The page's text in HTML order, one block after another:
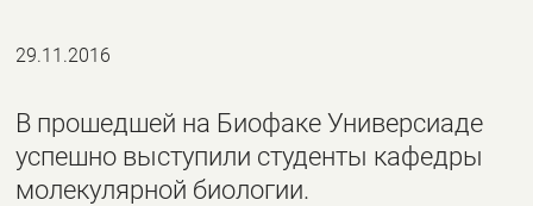
29.11.2016
В прошедшей на Биофаке Универсиаде
успешно выступили студенты кафедры
молекулярной биологии.